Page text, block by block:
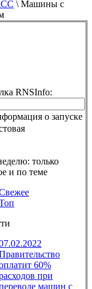
\ Машины с
RNSInfo:
о запуске
только
и по теме
60%
при
машин с